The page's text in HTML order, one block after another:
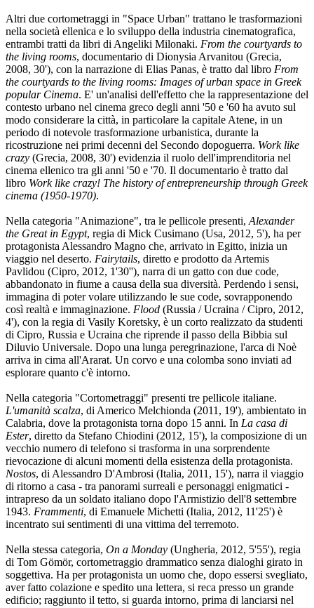
Altri due cortometraggi in "Space Urban" trattano le trasformazioni
nella società ellenica e lo sviluppo della industria cinematografica,
entrambi tratti da libri di Angeliki Milonaki. From the courtyards to
the living rooms, documentario di Dionysia Arvanitou (Grecia,
2008, 30'), con la narrazione di Elias Panas, è tratto dal libro From
the courtyards to the living rooms: Images of urban space in Greek
popular Cinema. E' un'analisi dell'effetto che la rappresentazione del
contesto urbano nel cinema greco degli anni '50 e '60 ha avuto sul
modo considerare la città, in particolare la capitale Atene, in un
periodo di notevole trasformazione urbanistica, durante la
ricostruzione nei primi decenni del Secondo dopoguerra. Work like
crazy (Grecia, 2008, 30') evidenzia il ruolo dell'imprenditoria nel
cinema ellenico tra gli anni '50 e '70. Il documentario è tratto dal
libro Work like crazy! The history of entrepreneurship through Greek
cinema (1950-1970).
Nella categoria "Animazione", tra le pellicole presenti, Alexander
the Great in Egypt, regia di Mick Cusimano (Usa, 2012, 5'), ha per
protagonista Alessandro Magno che, arrivato in Egitto, inizia un
viaggio nel deserto. Fairytails, diretto e prodotto da Artemis
Pavlidou (Cipro, 2012, 1'30''), narra di un gatto con due code,
abbandonato in fiume a causa della sua diversità. Perdendo i sensi,
immagina di poter volare utilizzando le sue code, sovrapponendo
così realtà e immaginazione. Flood (Russia / Ucraina / Cipro, 2012,
4'), con la regia di Vasily Koretsky, è un corto realizzato da studenti
di Cipro, Russia e Ucraina che riprende il passo della Bibbia sul
Diluvio Universale. Dopo una lunga peregrinazione, l'arca di Noè
arriva in cima all'Ararat. Un corvo e una colomba sono inviati ad
esplorare quanto c'è intorno.
Nella categoria "Cortometraggi" presenti tre pellicole italiane.
L'umanità scalza, di Americo Melchionda (2011, 19'), ambientato in
Calabria, dove la protagonista torna dopo 15 anni. In La casa di
Ester, diretto da Stefano Chiodini (2012, 15'), la composizione di un
vecchio numero di telefono si trasforma in una sorprendente
rievocazione di alcuni momenti della esistenza della protagonista.
Nostos, di Alessandro D'Ambrosi (Italia, 2011, 15'), narra il viaggio
di ritorno a casa - tra panorami surreali e personaggi enigmatici -
intrapreso da un soldato italiano dopo l'Armistizio dell'8 settembre
1943. Frammenti, di Emanuele Michetti (Italia, 2012, 11'25') è
incentrato sui sentimenti di una vittima del terremoto.
Nella stessa categoria, On a Monday (Ungheria, 2012, 5'55'), regia
di Tom Gömör, cortometraggio drammatico senza dialoghi girato in
soggettiva. Ha per protagonista un uomo che, dopo essersi svegliato,
aver fatto colazione e spedito una lettera, si reca presso un grande
edificio; raggiunto il tetto, si guarda intorno, prima di lanciarsi nel